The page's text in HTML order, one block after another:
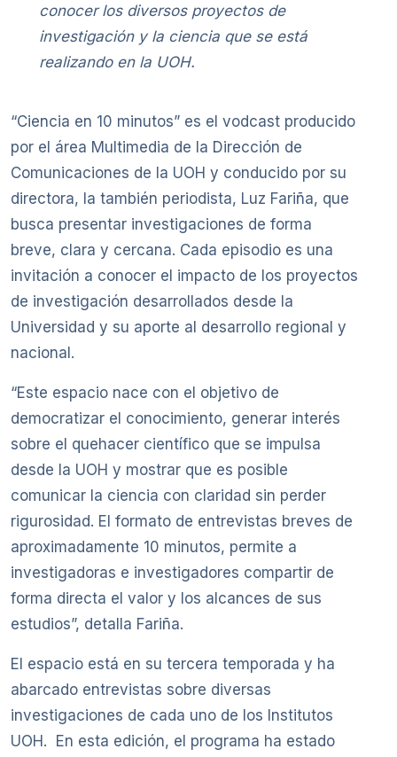
conocer los diversos proyectos de
investigación y la ciencia que se está
realizando en la UOH.
“Ciencia en 10 minutos” es el vodcast producido
por el área Multimedia de la Dirección de
Comunicaciones de la UOH y conducido por su
directora, la también periodista, Luz Fariña, que
busca presentar investigaciones de forma
breve, clara y cercana. Cada episodio es una
invitación a conocer el impacto de los proyectos
de investigación desarrollados desde la
Universidad y su aporte al desarrollo regional y
nacional.
“Este espacio nace con el objetivo de
democratizar el conocimiento, generar interés
sobre el quehacer científico que se impulsa
desde la UOH y mostrar que es posible
comunicar la ciencia con claridad sin perder
rigurosidad. El formato de entrevistas breves de
aproximadamente 10 minutos, permite a
investigadoras e investigadores compartir de
forma directa el valor y los alcances de sus
estudios”, detalla Fariña.
El espacio está en su tercera temporada y ha
abarcado entrevistas sobre diversas
investigaciones de cada uno de los Institutos
UOH. En esta edición, el programa ha estado